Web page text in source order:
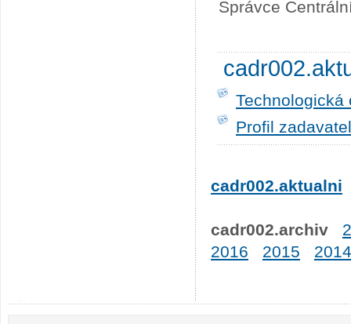
Správce
Technologická
Profil
cadr002.aktualni
cadr002.archiv
2016
2015 2014